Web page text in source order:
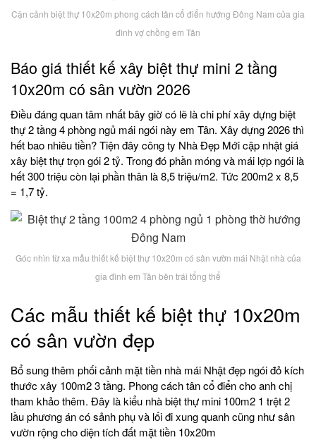
Cận cảnh biệt thự 10x20m phong cách tân cổ điển hướng Đông Nam của gia
đình vợ chồng em Tân
Báo giá thiết kế xây biệt thự mini 2 tầng
10x20m có sân vườn 2026
Điều đáng quan tâm nhất bây giờ có lẽ là chi phí xây dựng biệt
thự 2 tầng 4 phòng ngủ mái ngói này em Tân. Xây dựng 2026 thì
hết bao nhiêu tiền? Tiện đây công ty Nhà Đẹp Mới cập nhật giá
xây biệt thự trọn gói 2 tỷ. Trong đó phần móng và mái lợp ngói là
hết 300 triệu còn lại phần thân là 8,5 triệu/m2. Tức 200m2 x 8,5
= 1,7 tỷ.
Góc nhìn từ xa mẫu thiết kế biệt thự 10x20m có sân vườn mái Nhật nhà của
gia đình em Tân bên trái tổng thể
Các mẫu thiết kế biệt thự 10x20m
có sân vườn đẹp
Bổ sung thêm phối cảnh mặt tiền nhà mái Nhật đẹp ngói đỏ kích
thước xây 100m2 3 tầng. Phong cách tân cổ điển cho anh chị
tham khảo thêm. Đây là kiểu nhà biệt thự mini 100m2 1 trệt 2
lầu phương án có sảnh phụ và lối đi xung quanh cũng như sân
vườn rộng cho diện tích đất mặt tiền 10x20m